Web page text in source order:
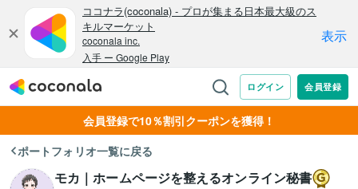
会員登録で10％割引クーポンを獲得！
ポートフォリオ一覧に戻る
モカ｜ホームページを整えるオンライン秘書